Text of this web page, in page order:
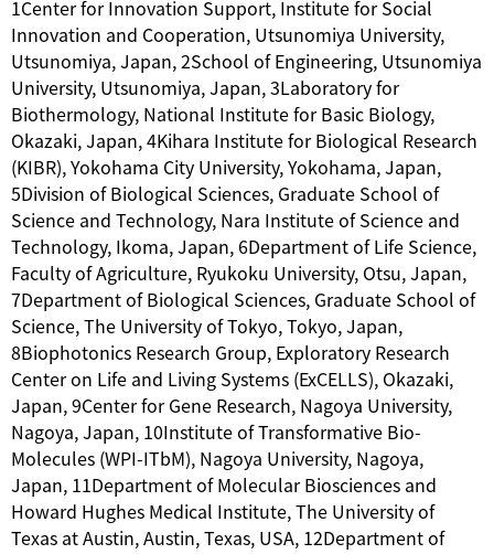
1Center for Innovation Support, Institute for Social
Innovation and Cooperation, Utsunomiya University,
Utsunomiya, Japan, 2School of Engineering, Utsunomiya
University, Utsunomiya, Japan, 3Laboratory for
Biothermology, National Institute for Basic Biology,
Okazaki, Japan, 4Kihara Institute for Biological Research
(KIBR), Yokohama City University, Yokohama, Japan,
5Division of Biological Sciences, Graduate School of
Science and Technology, Nara Institute of Science and
Technology, Ikoma, Japan, 6Department of Life Science,
Faculty of Agriculture, Ryukoku University, Otsu, Japan,
7Department of Biological Sciences, Graduate School of
Science, The University of Tokyo, Tokyo, Japan,
8Biophotonics Research Group, Exploratory Research
Center on Life and Living Systems (ExCELLS), Okazaki,
Japan, 9Center for Gene Research, Nagoya University,
Nagoya, Japan, 10Institute of Transformative Bio-
Molecules (WPI-ITbM), Nagoya University, Nagoya,
Japan, 11Department of Molecular Biosciences and
Howard Hughes Medical Institute, The University of
Texas at Austin, Austin, Texas, USA, 12Department of